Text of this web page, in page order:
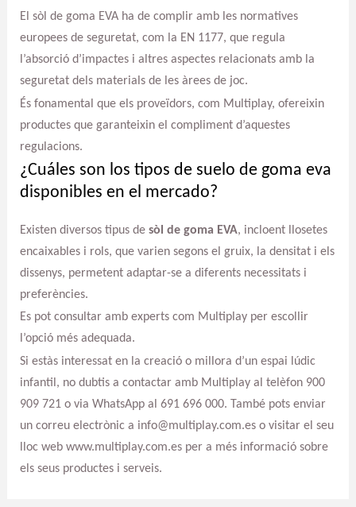
El sòl de goma EVA ha de complir amb les normatives
europees de seguretat, com la EN 1177, que regula
l’absorció d’impactes i altres aspectes relacionats amb la
seguretat dels materials de les àrees de joc.
És fonamental que els proveïdors, com Multiplay, ofereixin
productes que garanteixin el compliment d’aquestes
regulacions.
¿Cuáles son los tipos de suelo de goma eva
disponibles en el mercado?
Existen diversos tipus de sòl de goma EVA, incloent llosetes
encaixables i rols, que varien segons el gruix, la densitat i els
dissenys, permetent adaptar-se a diferents necessitats i
preferències.
Es pot consultar amb experts com Multiplay per escollir
l’opció més adequada.
Si estàs interessat en la creació o millora d’un espai lúdic
infantil, no dubtis a contactar amb Multiplay al telèfon 900
909 721 o via WhatsApp al 691 696 000. També pots enviar
un correu electrònic a info@multiplay.com.es o visitar el seu
lloc web www.multiplay.com.es per a més informació sobre
els seus productes i serveis.